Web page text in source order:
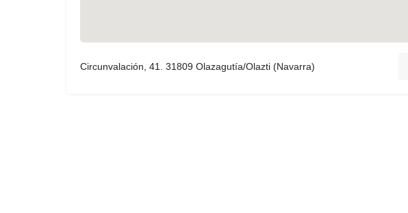
Circunvalación, 41. 31809 Olazagutía/Olazti (Navarra)